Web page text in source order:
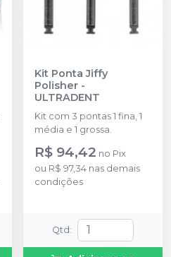
Kit Ponta Jiffy
Polisher -
ULTRADENT
Kit com 3 pontas 1 fina, 1
média e 1 grossa.
R$ 94,42 no Pix
ou R$ 97,34 nas demais
condições
Qtd :